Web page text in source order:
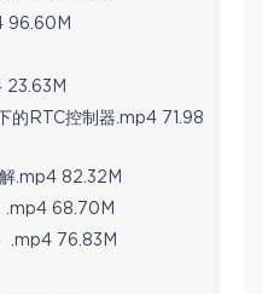
96.60M
23.63M
的RTC控制器.mp4 71.98
.mp4 82.32M
.mp4 68.70M
.mp4 76.83M